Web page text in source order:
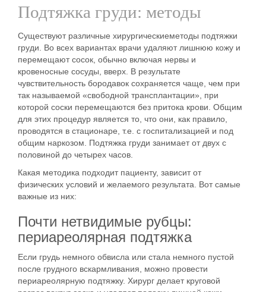
Подтяжка груди: методы
Существуют различные хирургическиеметоды подтяжки
груди. Во всех вариантах врачи удаляют лишнюю кожу и
перемещают сосок, обычно включая нервы и
кровеносные сосуды, вверх. В результате
чувствительность бородавок сохраняется чаще, чем при
так называемой «свободной трансплантации», при
которой соски перемещаются без притока крови. Общим
для этих процедур является то, что они, как правило,
проводятся в стационаре, т.е. с госпитализацией и под
общим наркозом. Подтяжка груди занимает от двух с
половиной до четырех часов.
Какая методика подходит пациенту, зависит от
физических условий и желаемого результата. Вотсамые
важные из них:
Почти нетвидимые рубцы:
периареолярная подтяжка
Если грудь немного обвисла или стала немного пустой
после грудного вскармливания, можно провести
периареолярную подтяжку. Хирург делает круговой